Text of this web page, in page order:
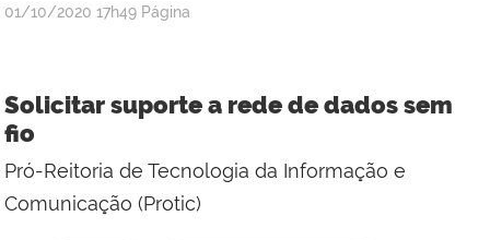
publicado
01/10/2020 17h49 Página
Solicitar suporte a rede de dados sem
fio
Pró-Reitoria de Tecnologia da Informação e
Comunicação (Protic)